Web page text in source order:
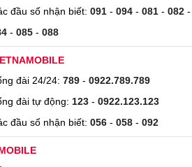
đầu số nhận biết: 091 - 094 - 081 - 082 -
- 085 - 088
đài 24/24: 789 - 0922.789.789
đài tự động: 123 - 0922.123.123
đầu số nhận biết: 056 - 058 - 092